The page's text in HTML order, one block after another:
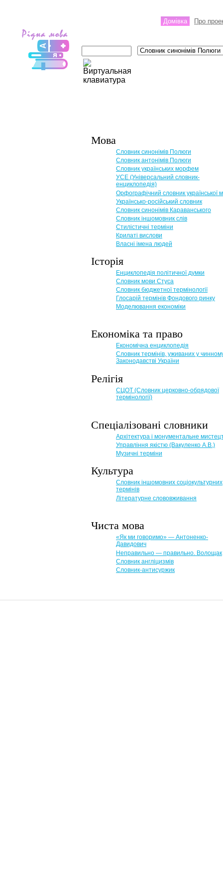
Домівка Про
Мова
Словник синонімів Полюги
Словник антонімів Полюги
Словник українських морфем
УСЕ (Універсальний словник-
енциклопедія)
Орфографічний словник української
Українсько-російський словник
Словник синонімів Караванського
Словник іншомовник слів
Стилістичні терміни
Крилаті вислови
Власні імена людей
Історія
Енциклопедія політичної думки
Словник мови Стуса
Словник бюджетної термінології
Глосарій термінів Фондового ринку
Моделювання економіки
Економіка та право
Eкономічна енциклопедія
Словник термінів, уживаних у
Законодавстві України
Релігія
СЦОТ (Словник церковно-обрядової
термінології)
Спеціалізовані словники
Архітектура і монументальне
Управління якістю (Вакуленко А.В.)
Музичні терміни
Культура
Словник іншомовних соціокультурних
термінів
Літературне слововживання
Чиста мова
«Як ми говоримо» — Антоненко-
Давидович
Неправильно — правильно. Волощак
Словник англіцизмів
Словник-антисуржик